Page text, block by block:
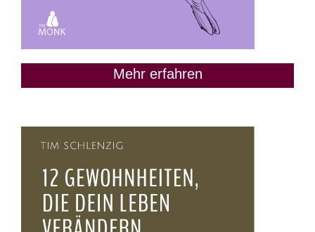
Mehr erfahren